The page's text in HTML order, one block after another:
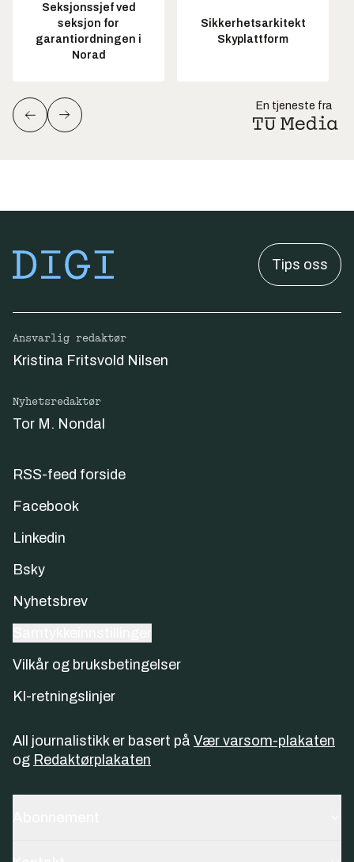
Seksjonssjef ved
seksjon for
garantiordningen i
Norad
Sikkerhetsarkitekt
Skyplattform
En tjeneste fra
Tips oss
Ansvarlig redaktør
Kristina Fritsvold Nilsen
Nyhetsredaktør
Tor M. Nondal
RSS-feed forside
Facebook
Linkedin
Bsky
Nyhetsbrev
Vilkår og bruksbetingelser
KI-retningslinjer
All journalistikk er basert på Vær varsom-plakaten
og Redaktørplakaten